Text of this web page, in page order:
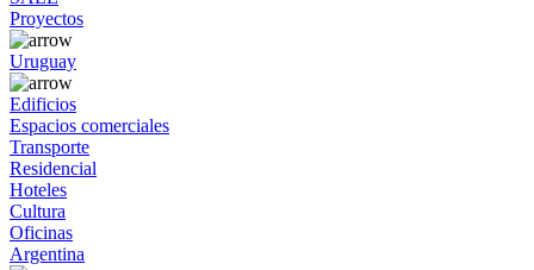
Proyectos
Uruguay
Edificios
Espacios comerciales
Transporte
Residencial
Hoteles
Cultura
Oficinas
Argentina